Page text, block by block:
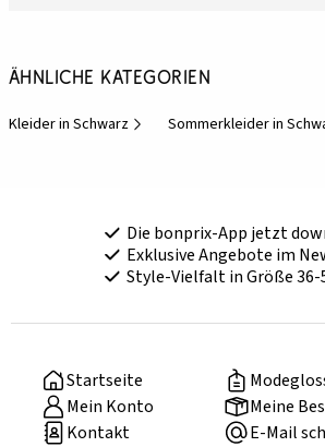
Ähnliche Kategorien
Kleider in Schwarz Sommerkleider in
Die bonprix-App jetzt
Exklusive Angebote im
Style-Vielfalt in Größe 36-
Startseite
Mein Konto
Meine
Kontakt
E-Mail